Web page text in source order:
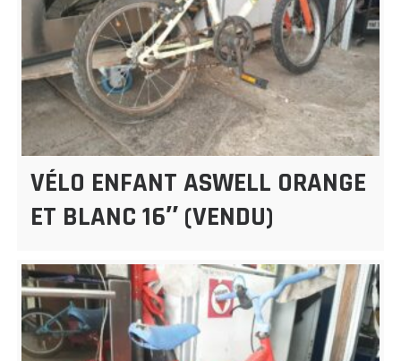
VÉLO ENFANT ASWELL ORANGE
ET BLANC 16″ (VENDU)